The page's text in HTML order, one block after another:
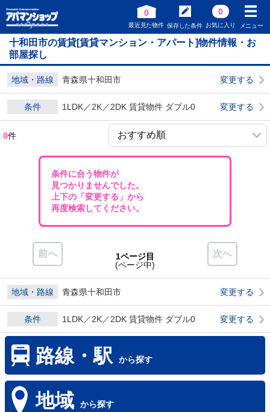
0
最近見た物件 保存した条件
0
お気に入り メニュー
十和田市の賃貸[賃貸マンション・アパート]物件情報・お
部屋探し
地域・路線 青森県十和田市 変更する
条件 1LDK／2K／2DK 賃貸物件 ダブル0 変更する
0件
条件に合う物件が
見つかりませんでした。
上下の「変更する」から
再度検索してください。
前へ 次へ
1ページ目
(ページ中)
地域・路線 青森県十和田市 変更する
条件 1LDK／2K／2DK 賃貸物件 ダブル0 変更する
路線・駅 から探す
地域 から探す